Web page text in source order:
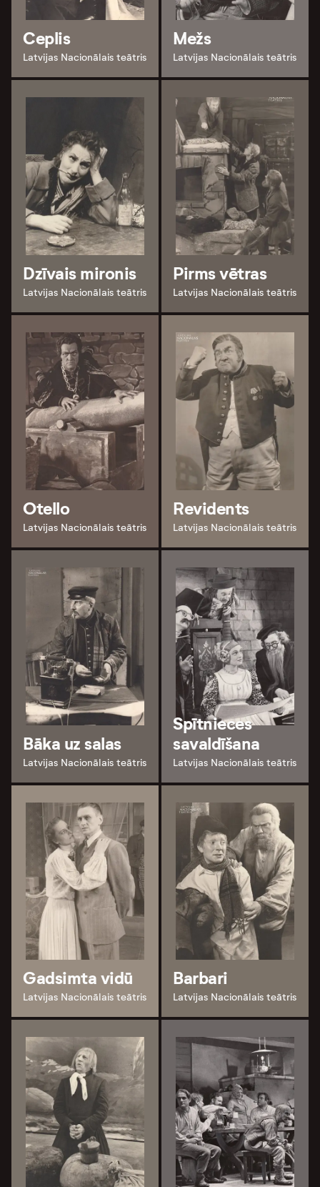
Ceplis
Latvijas Nacionālais teātris
Mežs
Latvijas Nacionālais teātris
Dzīvais mironis
Latvijas Nacionālais teātris
Pirms vētras
Latvijas Nacionālais teātris
Otello
Latvijas Nacionālais teātris
Revidents
Latvijas Nacionālais teātris
Bāka uz salas
Latvijas Nacionālais teātris
Spītnieces
savaldīšana
Latvijas Nacionālais teātris
Gadsimta vidū
Latvijas Nacionālais teātris
Barbari
Latvijas Nacionālais teātris